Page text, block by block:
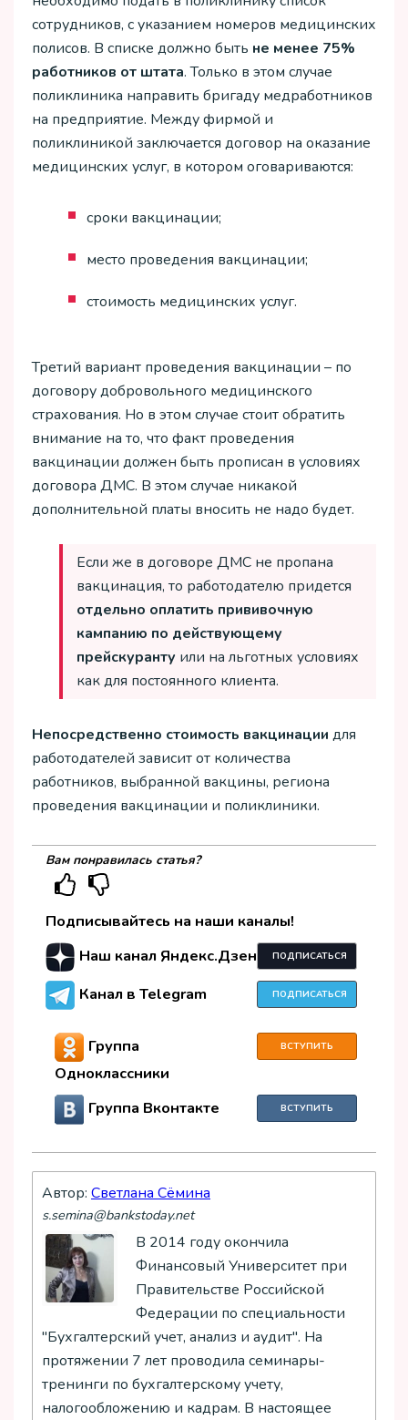
сотрудников, с указанием номеров медицинских
полисов. В списке должно быть не менее 75%
работников от штата. Только в этом случае
поликлиника направить бригаду медработников
на предприятие. Между фирмой и
поликлиникой заключается договор на оказание
медицинских услуг, в котором оговариваются:
сроки вакцинации;
место проведения вакцинации;
стоимость медицинских услуг.
Третий вариант проведения вакцинации – по
договору добровольного медицинского
страхования. Но в этом случае стоит обратить
внимание на то, что факт проведения
вакцинации должен быть прописан в условиях
договора ДМС. В этом случае никакой
дополнительной платы вносить не надо будет.
Если же в договоре ДМС не пропана
вакцинация, то работодателю придется
отдельно оплатить прививочную
кампанию по действующему
прейскуранту или на льготных условиях
как для постоянного клиента.
Непосредственно стоимость вакцинации для
работодателей зависит от количества
работников, выбранной вакцины, региона
проведения вакцинации и поликлиники.
Вам понравилась статья?
Подписывайтесь на наши каналы!
Наш канал Яндекс.Дзен
ПОДПИСАТЬСЯ
Канал в Telegram ПОДПИСАТЬСЯ
Группа
Одноклассники
ВСТУПИТЬ
Группа Вконтакте ВСТУПИТЬ
Автор: Светлана Сёмина
s.semina@bankstoday.net
В 2014 году окончила
Финансовый Университет при
Правительстве Российской
Федерации по специальности
"Бухгалтерский учет, анализ и аудит". На
протяжении 7 лет проводила семинары-
тренинги по бухгалтерскому учету,
налогообложению и кадрам. В настоящее